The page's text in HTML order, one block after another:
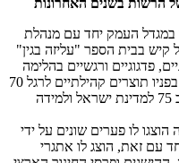
הרשות בשנים האחרונות
במגדל העמק יחד עם מנהלת
בבית הספר "עליזה בגין"
פדגוגיים ורגשיים בהלימה
לתהליכי המצוינות הארגונית, משם הוצגו בפניו תוצרים קהילתיים לרגל 70
שנה למגדל העמק, למידה בחברותא סביב 75 למדינת ישראל ולמידה
לו פערים שונים על ידי
עם זאת, הוצג לו אתגרי